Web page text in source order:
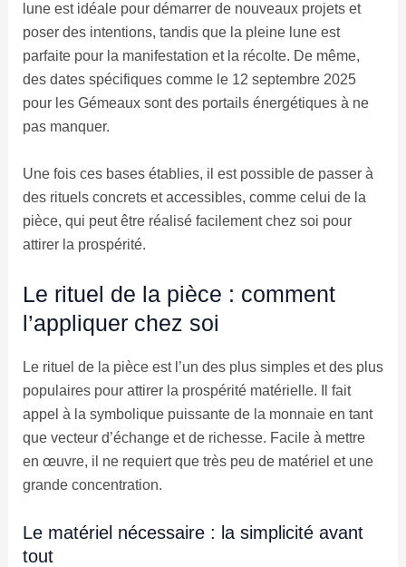
lune est idéale pour démarrer de nouveaux projets et
poser des intentions, tandis que la pleine lune est
parfaite pour la manifestation et la récolte. De même,
des dates spécifiques comme le 12 septembre 2025
pour les Gémeaux sont des portails énergétiques à ne
pas manquer.
Une fois ces bases établies, il est possible de passer à
des rituels concrets et accessibles, comme celui de la
pièce, qui peut être réalisé facilement chez soi pour
attirer la prospérité.
Le rituel de la pièce : comment
l’appliquer chez soi
Le rituel de la pièce est l’un des plus simples et des plus
populaires pour attirer la prospérité matérielle. Il fait
appel à la symbolique puissante de la monnaie en tant
que vecteur d’échange et de richesse. Facile à mettre
en œuvre, il ne requiert que très peu de matériel et une
grande concentration.
Le matériel nécessaire : la simplicité avant
tout